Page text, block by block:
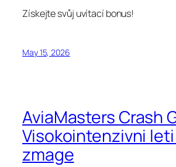
Získejte svůj uvítací bonus!
May 15, 2026
AviaMasters Crash
Visokointenzivni
zmage